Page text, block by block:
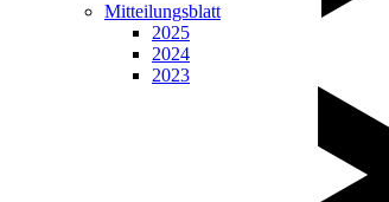
Mitteilungsblatt
2025
2024
2023